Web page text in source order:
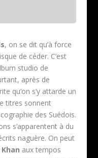
, on se dit qu’à force
de céder. C’est
studio de
après de
qu’on s’y attarde un
titres sonnent
des Suédois.
s’apparentent à du
naguère. On peut
aux tempos